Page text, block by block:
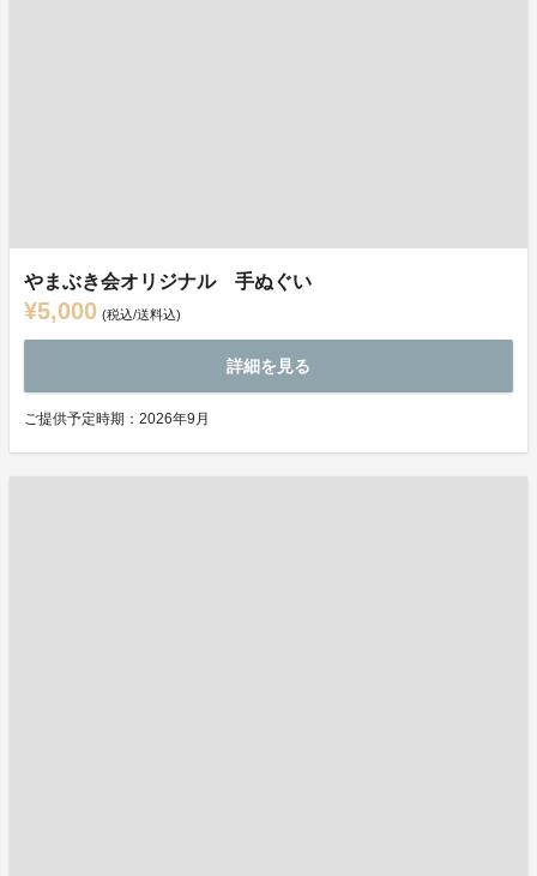
やまぶき会オリジナル 手ぬぐい
¥5,000 (税込/送料込)
詳細を見る
ご提供予定時期：2026年9月